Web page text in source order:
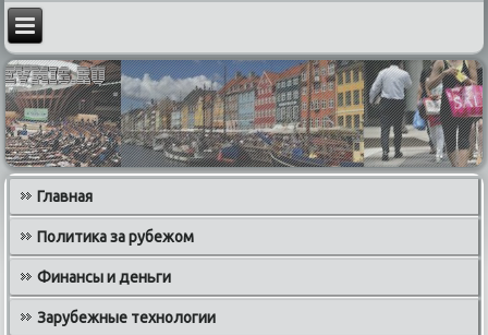
Главная
Политика за рубежом
Финансы и деньги
Зарубежные технологии